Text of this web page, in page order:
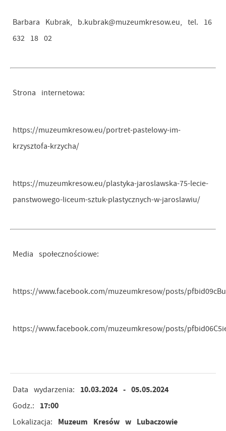
Barbara Kubrak, b.kubrak@muzeumkresow.eu, tel. 16
632 18 02
Strona internetowa:
https://muzeumkresow.eu/portret-pastelowy-im-
krzysztofa-krzycha/
https://muzeumkresow.eu/plastyka-jaroslawska-75-lecie-
panstwowego-liceum-sztuk-plastycznych-w-jaroslawiu/
Media społecznościowe:
https://www.facebook.com/muzeumkresow/posts/
https://www.facebook.com/muzeumkresow/posts/
Data wydarzenia: 10.03.2024- 05.05.2024
Godz.: 17:00
Lokalizacja: Muzeum Kresów w Lubaczowie